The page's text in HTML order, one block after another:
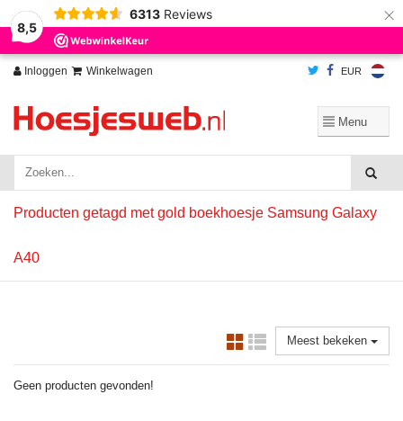
8,5
6313 Reviews ×
Inloggen Winkelwagen EUR
Producten getagd met gold boekhoesje Samsung Galaxy
A40
Meest bekeken
Geen producten gevonden!
Wij slaan cookies op om onze website te verbeteren. Is dat akkoord?
Ja
Nee